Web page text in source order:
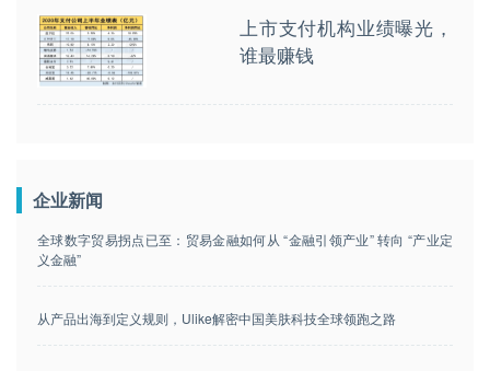
上市支付机构业绩曝光，
谁最赚钱
企业新闻
全球数字贸易拐点已至：贸易金融如何从 “金融引领产业” 转向 “产业定
义金融”
从产品出海到定义规则，Ulike解密中国美肤科技全球领跑之路